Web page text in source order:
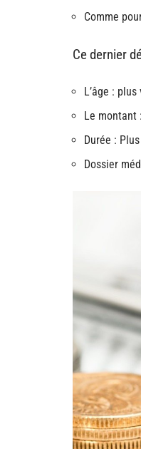
Comme
Ce dernier
L’âge :
Le montant
Durée :
Dossier